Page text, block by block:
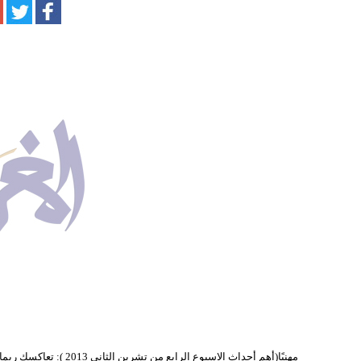
مهنيًا(أهم أحداث الاسبوع الرابع من تشرين الثاني 2013 ): تعاكسك ربما الظروف، وتفرض عليك العناية بسلامتك وصحتك والانتباه إلى تنقلاتك، والتصرف برويّة وليونة، بعيداً عن الاحتجاج والاعتراض والثورة والانتفاض على بعض السلطات. أنصح لك عدم تغيير الاتجاهات لأن الوقت غير مناسب. لا تضيّع وقتك سدى في البحث عن جديد، بل تمسّك بالروتين اليومي وكن واعياً لكل الإشارات. لا تبحث عن فرض إرادتك أو إظهار قوتك وأجّل المبادرات، فقد تتراجع المعنويات وتشعر بالتعب والإرهاق وبالقلق النفسي. لا تتحدّ الأقدار يا عزيزي، حتى لا تنقلب عليك. كن حذراً وذكياً وجابه المستجدات بحكمة! قد يطرأ تطوّر مهني لم تتوقعه ، وأحداث فجائية تحرّك الأوضاع وتحثّك على مضاعفة الأعمال وتسوية النزاعات، ما يجعلك تراوح مكانك أو يدعوك إلى عدم البدء بجديد، حتى لو اضطررت إلى عدم التجاوب مع بعض العروض. عاطفياً: حاذر ولهاً من حبّ عاصف قد يكون له تأثيرات خطيرة. لا تبحث عن المستحيل ولا تتحدّ الأقدار! قد تكون الغيرة شديدة وتنقلب ضدّك كألدّ عدو يا عزيزي! لا تثرها أيضاً ولا تفقد السيطرة بالمقابل على نفسك. حاذر كلمات جارحة قد تجهل آثارها الهدّامة، كذلك ابتعد عن الكذب والمراوغة أو المناورة. تجنّب العنف عند الغضب وكن واعياً لما يحصل. لا شك في أنك تمر بفترة من الانفعالات الشديدة والانزعاجات، فتعيش حرماناً قد يأخذك بعيداً وربما إلى قطيعة ونهاية لعلاقة كانت تسعدك. من دون أدنى شك تمرّ بتجربة خاصة أو تلمس تطوراً رومنسياً لعلاقة حديثة لم تتصور أنها قد تبلغ هذا الحجم. قد يطرأ ما يلطّف الأجواء ويعيد الانسجام أو يخفف من التشنج.. ... (أبرز الاحداث الفلكية عن شهر تشرين الثاني 2013)انطلاقة جديدة أخيراً أيها العقرب، تستعيد السلام الداخلي ويطمئن بالك. فبعد أزمات الشهر الفائت وغيومه الداكنة، ها أنت تنطلق من